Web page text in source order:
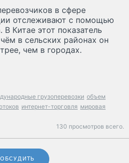
в сфере
отслеживают с помощью
В Китае этот показатель
в сельских районах он
чем в городах.
грузоперевозки объем
интернет-торговля мировая
130 просмотров всего.
ОБСУДИТЬ